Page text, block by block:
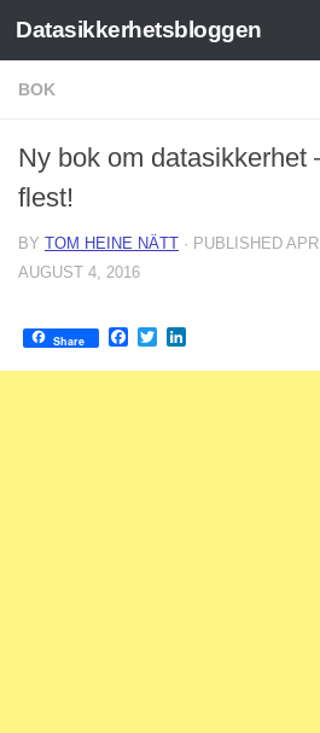
Skip to content
Datasikkerhetsbloggen
BOK
Ny bok om datasikkerhet
flest!
BY TOM HEINE NÄTT · PUBLISHED
AUGUST 4, 2016
Share Facebook
Twitter